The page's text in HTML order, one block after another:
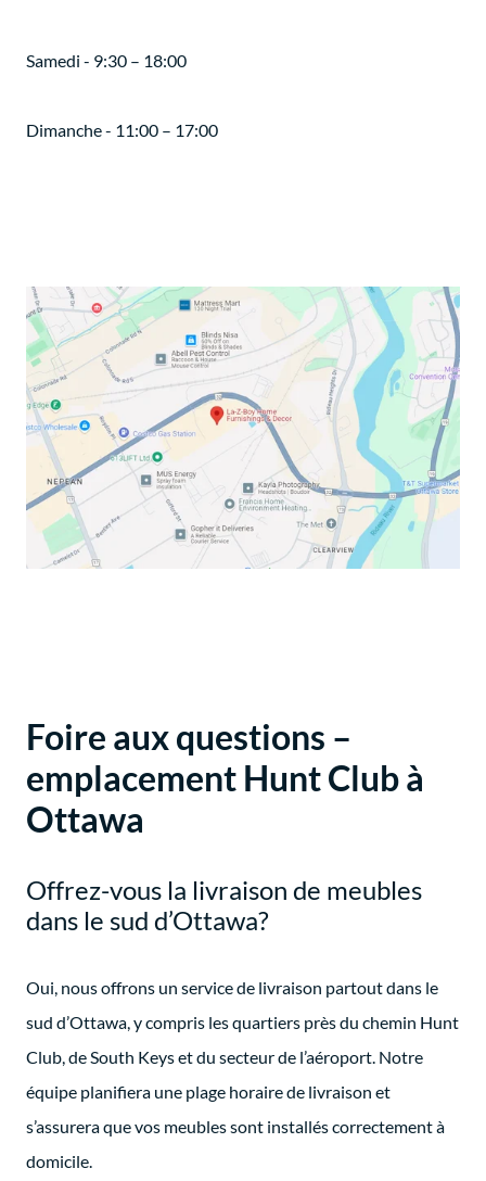
Samedi - 9:30 – 18:00
Dimanche - 11:00 – 17:00
Foire aux questions –
emplacement Hunt Club à
Ottawa
Offrez-vous la livraison de meubles
dans le sud d’Ottawa?
Oui, nous offrons un service de livraison partout dans le
sud d’Ottawa, y compris les quartiers près du chemin Hunt
Club, de South Keys et du secteur de l’aéroport. Notre
équipe planifiera une plage horaire de livraison et
s’assurera que vos meubles sont installés correctement à
domicile.